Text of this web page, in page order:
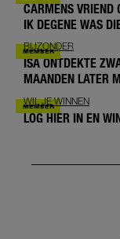
CARMENS VRIEND
IK DEGENE WAS
BIJZONDER
ISA ONTDEKTE
MAANDEN LATER
WIL JE WINNEN
LOG HIER IN EN